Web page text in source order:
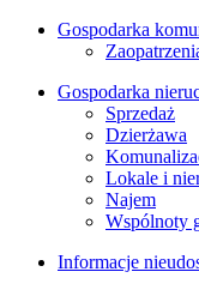
Gospodarka
Gospodarka
Sprzedaż
Dzierżawa
Lokale i
Najem
Wspólnoty
Informacje